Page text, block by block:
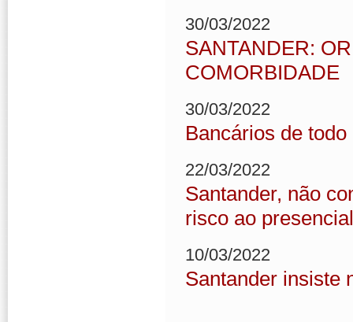
30/03/2022
SANTANDER:
COMORBIDADE
30/03/2022
Bancários de
22/03/2022
Santander, não
risco ao presencial
10/03/2022
Santander insiste